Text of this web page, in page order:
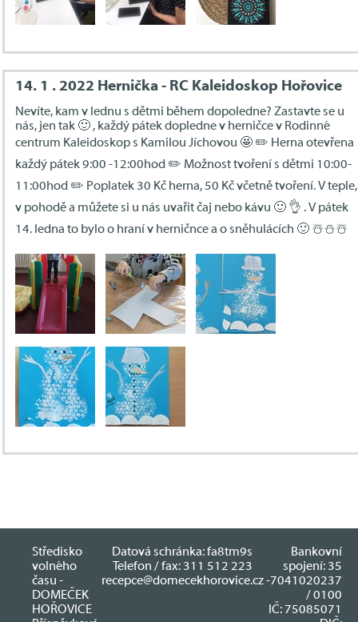
14. 1 . 2022 Hernička - RC Kaleidoskop Hořovice
Nevíte, kam v lednu s dětmi během dopoledne? Zastavte se u
nás, jen tak 🙂 , každý pátek dopledne v herničce v Rodinné
centrum Kaleidoskop s Kamilou Jíchovou 🤩 ✏️ Herna otevřena
každý pátek 9:00 -12:00hod ✏️ Možnost tvoření s dětmi 10:00-
11:00hod ✏️ Poplatek 30 Kč herna, 50 Kč včetně tvoření. V teple,
v pohodě a můžete si u nás uvařit čaj nebo kávu 🙂 👌 . V pátek
14. ledna to bylo o hraní v herničnce a o sněhulácích 🙂 ☃️⛄️☃️
Středisko
volného
času -
DOMEČEK
HOŘOVICE
Datová schránka: fa8tm9s
Telefon / fax: 311 512 223
recepce@domecekhorovice.cz
Bankovní
spojení: 35
-7041020237
/ 0100
IČ: 75085071